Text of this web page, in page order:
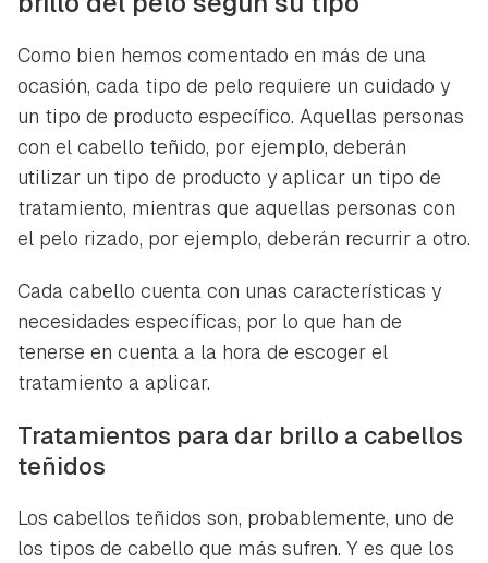
INICIAR SESIÓN CANCELAR
Como bien hemos comentado en más de una
ocasión, cada tipo de pelo requiere un cuidado y
un tipo de producto específico. Aquellas personas
con el cabello teñido, por ejemplo, deberán
utilizar un tipo de producto y aplicar un tipo de
tratamiento, mientras que aquellas personas con
el pelo rizado, por ejemplo, deberán recurrir a otro.
Cada cabello cuenta con unas características y
necesidades específicas, por lo que han de
tenerse en cuenta a la hora de escoger el
tratamiento a aplicar.
Tratamientos para dar brillo a cabellos
teñidos
Los cabellos teñidos son, probablemente, uno de
los tipos de cabello que más sufren. Y es que los